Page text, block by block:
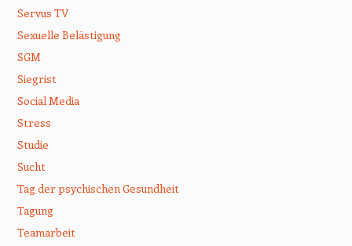
Servus TV
Sexuelle Belästigung
SGM
Siegrist
Social Media
Stress
Studie
Sucht
Tag der psychischen Gesundheit
Tagung
Teamarbeit